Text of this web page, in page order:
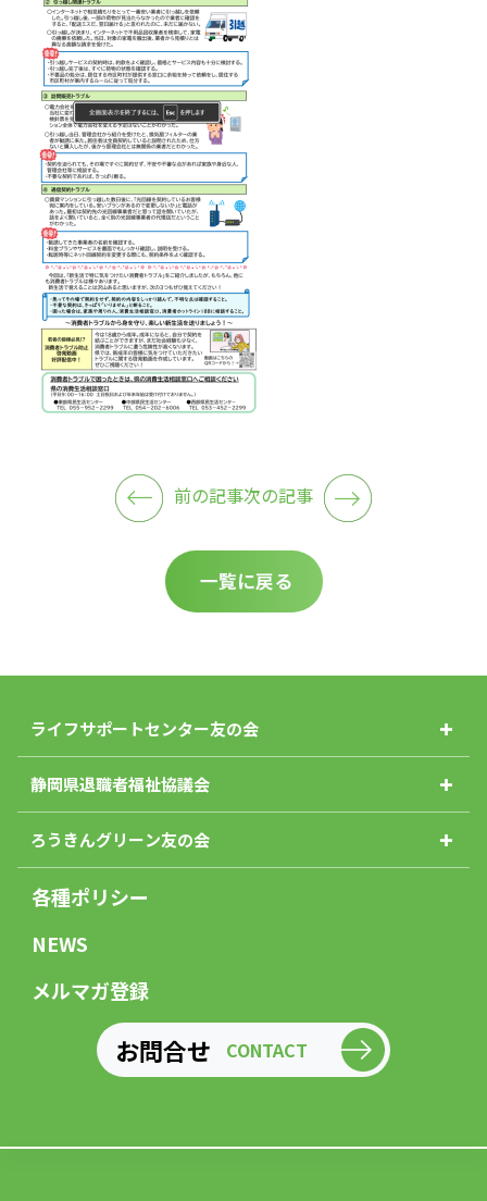
前の記事次の記事
一覧に戻る
ライフサポートセンター友の会
静岡県退職者福祉協議会
ろうきんグリーン友の会
各種ポリシー
NEWS
メルマガ登録
お問合せ CONTACT